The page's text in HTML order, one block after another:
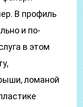
В профиль
и по-
в этом
ломаной